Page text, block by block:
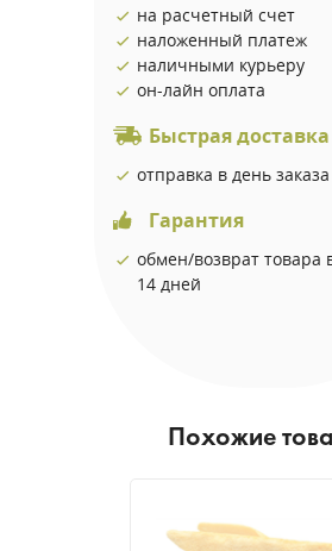
на расчетный счет
наложенный платеж
наличными курьеру
он-лайн оплата
Быстрая доставка
отправка в день заказа
Гарантия
обмен/возврат товара
14 дней
Похожие